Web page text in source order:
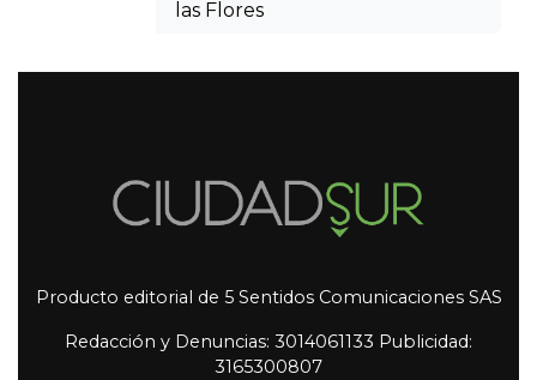
las Flores
Producto editorial de 5 Sentidos Comunicaciones SAS
Redacción y Denuncias: 3014061133 Publicidad:
3165300807